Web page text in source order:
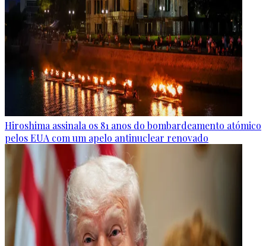
Hiroshima assinala os 81 anos do bombardeamento atómico
pelos EUA com um apelo antinuclear renovado